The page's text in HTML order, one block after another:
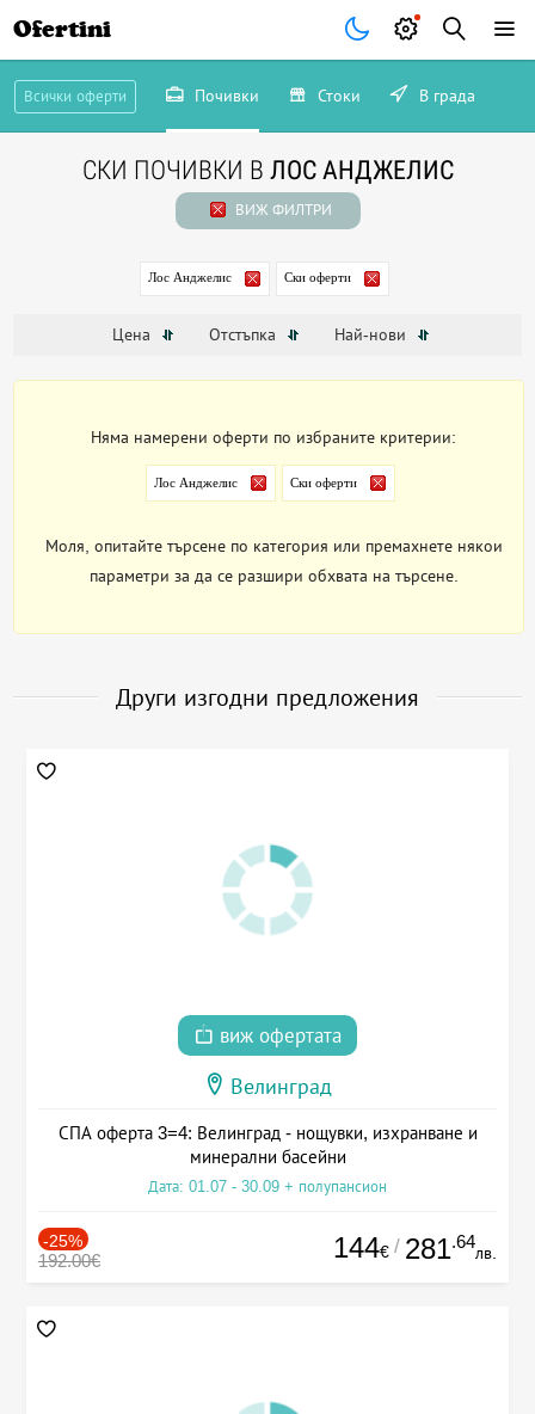
Ofertini
Всички оферти Почивки Стоки В града
СКИ ПОЧИВКИ В ЛОС АНДЖЕЛИС
ВИЖ ФИЛТРИ
Лос Анджелис Ски оферти
Цена Отстъпка Най-нови
Няма намерени оферти по избраните критерии:
Лос Анджелис Ски оферти
Моля, опитайте търсене по категория или премахнете някои
параметри за да се разшири обхвата на търсене.
Други изгодни предложения
виж офертата
Велинград
СПА оферта 3=4: Велинград - нощувки, изхранване и
минерални басейни
Дата: 01.07 - 30.09 + полупансион
-25%
192.00€ 144€ / 281.64
лв.